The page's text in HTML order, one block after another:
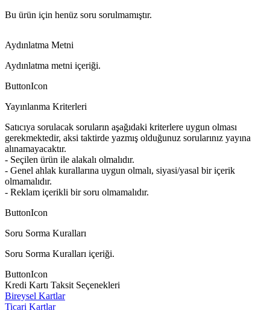
Bu ürün için henüz soru sorulmamıştır.
Aydınlatma Metni
Aydınlatma metni içeriği.
ButtonIcon
Yayınlanma Kriterleri
Satıcıya sorulacak soruların aşağıdaki kriterlere uygun olması
gerekmektedir, aksi taktirde yazmış olduğunuz sorularınız yayına
alınamayacaktır.
- Seçilen ürün ile alakalı olmalıdır.
- Genel ahlak kurallarına uygun olmalı, siyasi/yasal bir içerik
olmamalıdır.
- Reklam içerikli bir soru olmamalıdır.
ButtonIcon
Soru Sorma Kuralları
Soru Sorma Kuralları içeriği.
ButtonIcon
Kredi Kartı Taksit Seçenekleri
Bireysel Kartlar
Ticari Kartlar